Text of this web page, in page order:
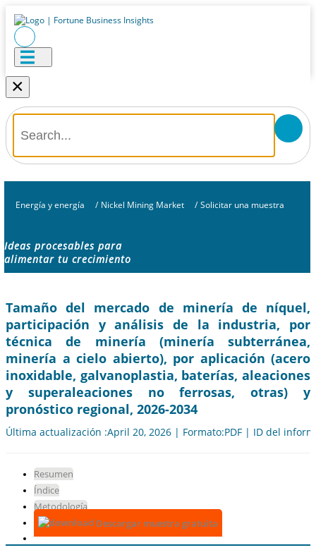
×
Energía y energía / Nickel Mining Market / Solicitar una muestra
Ideas procesables para
alimentar tu crecimiento
Tamaño del mercado de minería de níquel,
participación y análisis de la industria, por
técnica de minería (minería subterránea,
minería a cielo abierto), por aplicación (acero
inoxidable, galvanoplastia, baterías, aleaciones
y superaleaciones no ferrosas, otras) y
pronóstico regional, 2026-2034
Última actualización :April 20, 2026 | Formato:PDF | ID del
Resumen
Índice
Metodología
Descargar muestra gratuita